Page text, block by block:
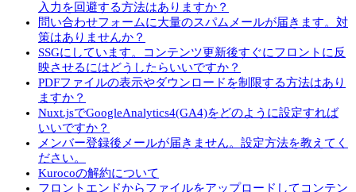
入力を回避する方法はありますか？
問い合わせフォームに大量のスパムメールが届きます。対
策はありませんか？
SSGにしています。コンテンツ更新後すぐにフロントに反
映させるにはどうしたらいいですか？
PDFファイルの表示やダウンロードを制限する方法はあり
ますか？
Nuxt.jsでGoogleAnalytics4(GA4)をどのように設定すれば
いいですか？
メンバー登録後メールが届きません。設定方法を教えてく
ださい。
Kurocoの解約について
フロントエンドからファイルをアップロードしてコンテン